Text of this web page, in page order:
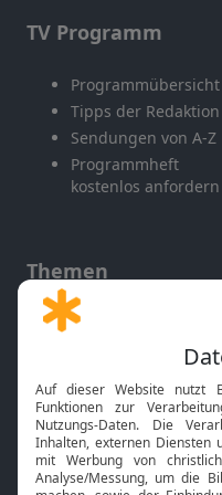
TV Programm
Programmübersicht
Tipps der Redaktion
Sendungen von A-Z
Programmheft
kostenlos anfordern
Themen
Gott und Bibel erklärt
Neuigkeiten